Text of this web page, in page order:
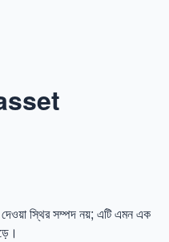
asset
স্থির সম্পদ নয়; এটি এমন এক